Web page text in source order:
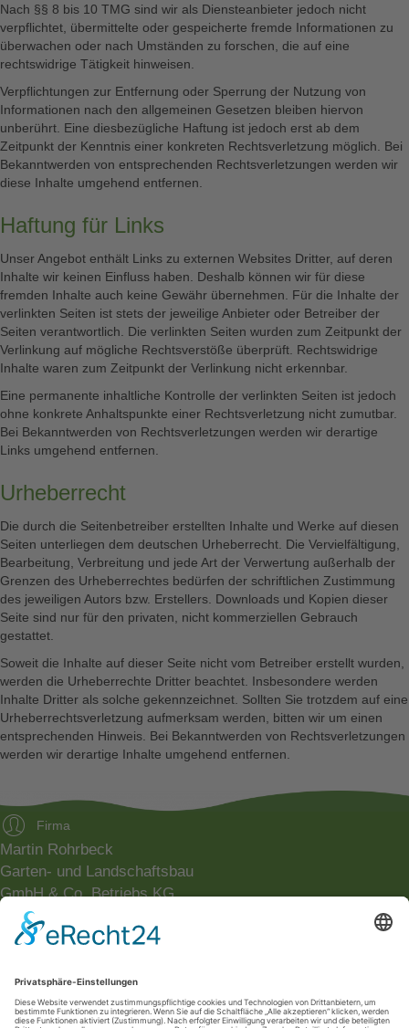
Nach §§ 8 bis 10 TMG sind wir als Diensteanbieter jedoch nicht
verpflichtet, übermittelte oder gespeicherte fremde Informationen zu
überwachen oder nach Umständen zu forschen, die auf eine
rechtswidrige Tätigkeit hinweisen.
Verpflichtungen zur Entfernung oder Sperrung der Nutzung von
Informationen nach den allgemeinen Gesetzen bleiben hiervon
unberührt. Eine diesbezügliche Haftung ist jedoch erst ab dem
Zeitpunkt der Kenntnis einer konkreten Rechtsverletzung möglich. Bei
Bekanntwerden von entsprechenden Rechtsverletzungen werden wir
diese Inhalte umgehend entfernen.
Haftung für Links
Unser Angebot enthält Links zu externen Websites Dritter, auf deren
Inhalte wir keinen Einfluss haben. Deshalb können wir für diese
fremden Inhalte auch keine Gewähr übernehmen. Für die Inhalte der
verlinkten Seiten ist stets der jeweilige Anbieter oder Betreiber der
Seiten verantwortlich. Die verlinkten Seiten wurden zum Zeitpunkt der
Verlinkung auf mögliche Rechtsverstöße überprüft. Rechtswidrige
Inhalte waren zum Zeitpunkt der Verlinkung nicht erkennbar.
Eine permanente inhaltliche Kontrolle der verlinkten Seiten ist jedoch
ohne konkrete Anhaltspunkte einer Rechtsverletzung nicht zumutbar.
Bei Bekanntwerden von Rechtsverletzungen werden wir derartige
Links umgehend entfernen.
Urheberrecht
Die durch die Seitenbetreiber erstellten Inhalte und Werke auf diesen
Seiten unterliegen dem deutschen Urheberrecht. Die Vervielfältigung,
Bearbeitung, Verbreitung und jede Art der Verwertung außerhalb der
Grenzen des Urheberrechtes bedürfen der schriftlichen Zustimmung
des jeweiligen Autors bzw. Erstellers. Downloads und Kopien dieser
Seite sind nur für den privaten, nicht kommerziellen Gebrauch
gestattet.
Soweit die Inhalte auf dieser Seite nicht vom Betreiber erstellt wurden,
werden die Urheberrechte Dritter beachtet. Insbesondere werden
Inhalte Dritter als solche gekennzeichnet. Sollten Sie trotzdem auf eine
Urheberrechtsverletzung aufmerksam werden, bitten wir um einen
entsprechenden Hinweis. Bei Bekanntwerden von Rechtsverletzungen
werden wir derartige Inhalte umgehend entfernen.
Firma
Martin Rohrbeck
Garten- und Landschaftsbau
GmbH & Co. Betriebs KG
Adresse
Charlottenstr. 65